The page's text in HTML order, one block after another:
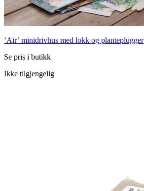
‘Air’ minidrivhus med lokk og planteplugger
Se pris i butikk
Ikke tilgjengelig